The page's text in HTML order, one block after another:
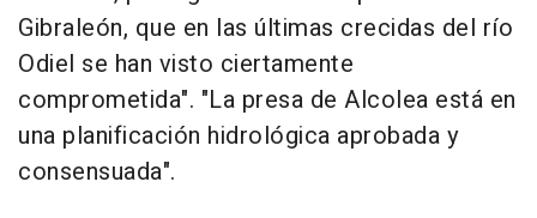
Gibraleón, que en las últimas crecidas del río
Odiel se han visto ciertamente
comprometida". "La presa de Alcolea está en
una planificación hidrológica aprobada y
consensuada".